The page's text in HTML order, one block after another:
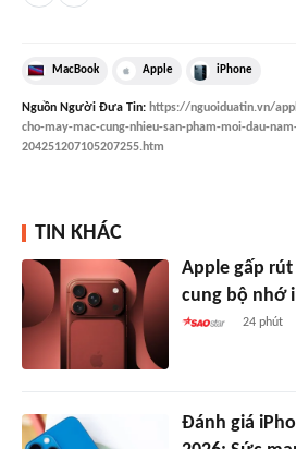
MacBook Apple iPhone
Nguồn Người Đưa Tin: https://nguoiduatin.vn/
cho-may-mac-cung-nhieu-san-pham-moi-dau-
204251207105207255.htm
TIN KHÁC
Apple gấp
cung bộ nhớ
24 phút
Đánh giá